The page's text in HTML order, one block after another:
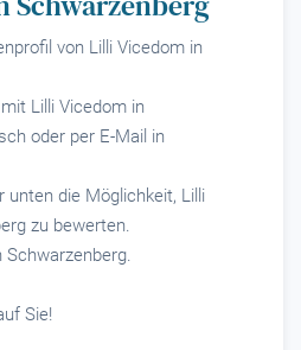
von Lilli Vicedom in
Lilli Vicedom in
oder per E-Mail in
die Möglichkeit, Lilli
zu bewerten.
Schwarzenberg.
Sie!